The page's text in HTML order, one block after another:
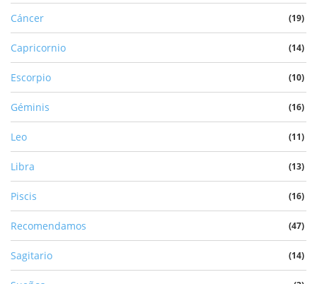
Cáncer (19)
Capricornio (14)
Escorpio (10)
Géminis (16)
Leo (11)
Libra (13)
Piscis (16)
Recomendamos (47)
Sagitario (14)